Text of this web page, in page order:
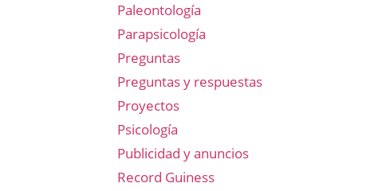
Paleontología
Parapsicología
Preguntas
Preguntas y respuestas
Proyectos
Psicología
Publicidad y anuncios
Record Guiness